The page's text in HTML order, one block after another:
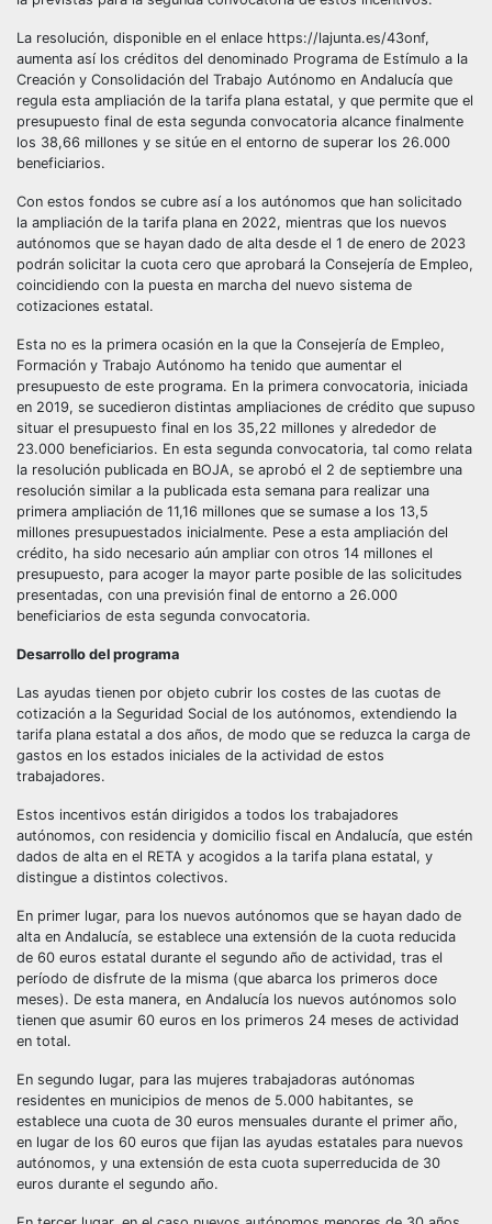
La resolución, disponible en el enlace https://lajunta.es/43onf,
aumenta así los créditos del denominado Programa de Estímulo a la
Creación y Consolidación del Trabajo Autónomo en Andalucía que
regula esta ampliación de la tarifa plana estatal, y que permite que el
presupuesto final de esta segunda convocatoria alcance finalmente
los 38,66 millones y se sitúe en el entorno de superar los 26.000
beneficiarios.
Con estos fondos se cubre así a los autónomos que han solicitado
la ampliación de la tarifa plana en 2022, mientras que los nuevos
autónomos que se hayan dado de alta desde el 1 de enero de 2023
podrán solicitar la cuota cero que aprobará la Consejería de Empleo,
coincidiendo con la puesta en marcha del nuevo sistema de
cotizaciones estatal.
Esta no es la primera ocasión en la que la Consejería de Empleo,
Formación y Trabajo Autónomo ha tenido que aumentar el
presupuesto de este programa. En la primera convocatoria, iniciada
en 2019, se sucedieron distintas ampliaciones de crédito que supuso
situar el presupuesto final en los 35,22 millones y alrededor de
23.000 beneficiarios. En esta segunda convocatoria, tal como relata
la resolución publicada en BOJA, se aprobó el 2 de septiembre una
resolución similar a la publicada esta semana para realizar una
primera ampliación de 11,16 millones que se sumase a los 13,5
millones presupuestados inicialmente. Pese a esta ampliación del
crédito, ha sido necesario aún ampliar con otros 14 millones el
presupuesto, para acoger la mayor parte posible de las solicitudes
presentadas, con una previsión final de entorno a 26.000
beneficiarios de esta segunda convocatoria.
Desarrollo del programa
Las ayudas tienen por objeto cubrir los costes de las cuotas de
cotización a la Seguridad Social de los autónomos, extendiendo la
tarifa plana estatal a dos años, de modo que se reduzca la carga de
gastos en los estados iniciales de la actividad de estos
trabajadores.
Estos incentivos están dirigidos a todos los trabajadores
autónomos, con residencia y domicilio fiscal en Andalucía, que estén
dados de alta en el RETA y acogidos a la tarifa plana estatal, y
distingue a distintos colectivos.
En primer lugar, para los nuevos autónomos que se hayan dado de
alta en Andalucía, se establece una extensión de la cuota reducida
de 60 euros estatal durante el segundo año de actividad, tras el
período de disfrute de la misma (que abarca los primeros doce
meses). De esta manera, en Andalucía los nuevos autónomos solo
tienen que asumir 60 euros en los primeros 24 meses de actividad
en total.
En segundo lugar, para las mujeres trabajadoras autónomas
residentes en municipios de menos de 5.000 habitantes, se
establece una cuota de 30 euros mensuales durante el primer año,
en lugar de los 60 euros que fijan las ayudas estatales para nuevos
autónomos, y una extensión de esta cuota superreducida de 30
euros durante el segundo año.